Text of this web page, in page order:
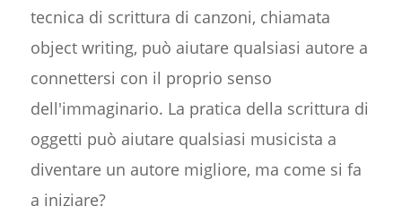
tecnica di scrittura di canzoni, chiamata
object writing, può aiutare qualsiasi autore a
connettersi con il proprio senso
dell'immaginario. La pratica della scrittura di
oggetti può aiutare qualsiasi musicista a
diventare un autore migliore, ma come si fa
a iniziare?